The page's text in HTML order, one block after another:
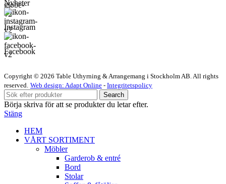
Nyheter
Instagram
Facebook
Copyright © 2026 Table Uthyrning & Arrangemang i Stockholm AB. All rights
reserved​​. Web design: Adapt Online - Integritetspolicy
Search
Börja skriva för att se produkter du letar efter.
Stäng
HEM
VÅRT SORTIMENT
Möbler
Garderob & entré
Bord
Stolar